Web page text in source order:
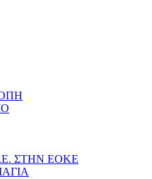
ΣΤΗΝ ΕΟΚΕ